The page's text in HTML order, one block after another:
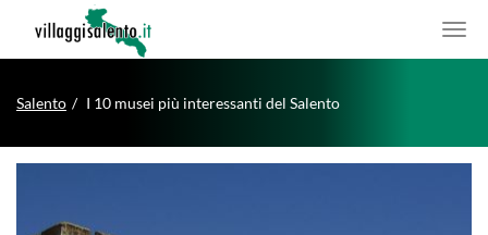
Salento I 10 musei più interessanti del Salento